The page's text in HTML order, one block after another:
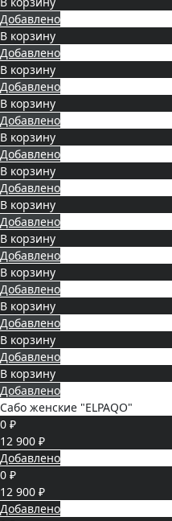
Добавлено
В корзину
Добавлено
В корзину
Добавлено
В корзину
Добавлено
В корзину
Добавлено
В корзину
Добавлено
В корзину
Добавлено
В корзину
Добавлено
В корзину
Добавлено
В корзину
Добавлено
В корзину
Добавлено
В корзину
Добавлено
Сабо женские "ELPAQO"
0 ₽
12 900 ₽
Добавлено
0 ₽
12 900 ₽
Добавлено